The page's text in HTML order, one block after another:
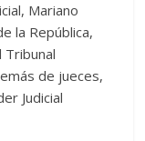
Mariano
la República,
Tribunal
de jueces,
Judicial